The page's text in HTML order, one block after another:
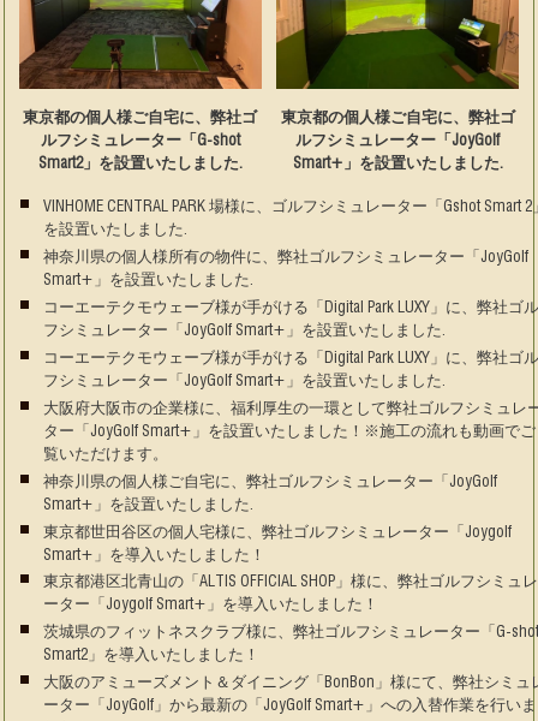
東京都の個人様ご自宅に、弊社ゴ
ルフシミュレーター「G-shot
Smart2」を設置いたしました.
東京都の個人様ご自宅に、弊社ゴ
ルフシミュレーター「JoyGolf
Smart+」を設置いたしました.
VINHOME CENTRAL PARK 場様に、ゴルフシミュレーター「Gshot Smart 2
を設置いたしました.
神奈川県の個人様所有の物件に、弊社ゴルフシミュレーター「JoyGolf
Smart+」を設置いたしました.
コーエーテクモウェーブ様が手がける「Digital Park LUXY」に、弊社ゴ
フシミュレーター「JoyGolf Smart+」を設置いたしました.
コーエーテクモウェーブ様が手がける「Digital Park LUXY」に、弊社ゴ
フシミュレーター「JoyGolf Smart+」を設置いたしました.
大阪府大阪市の企業様に、福利厚生の一環として弊社ゴルフシミュレ
ター「JoyGolf Smart+」を設置いたしました！※施工の流れも動画でご
覧いただけます。
神奈川県の個人様ご自宅に、弊社ゴルフシミュレーター「JoyGolf
Smart+」を設置いたしました.
東京都世田谷区の個人宅様に、弊社ゴルフシミュレーター「Joygolf
Smart+」を導入いたしました！
東京都港区北青山の「ALTIS OFFICIAL SHOP」様に、弊社ゴルフシミュレ
ーター「Joygolf Smart+」を導入いたしました！
茨城県のフィットネスクラブ様に、弊社ゴルフシミュレーター「G-
Smart2」を導入いたしました！
大阪のアミューズメント＆ダイニング「BonBon」様にて、弊社シミュ
ーター「JoyGolf」から最新の「JoyGolf Smart+」への入替作業を行いま